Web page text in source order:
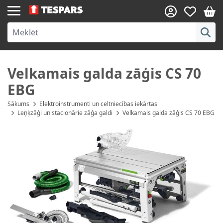
Skip to Content
Velkamais galda zāģis CS 70
EBG
Sākums
Elektroinstrumenti un celtniecības iekārtas
Leņķzāģi un stacionārie zāģa galdi
Velkamais galda zāģis CS 70 EBG